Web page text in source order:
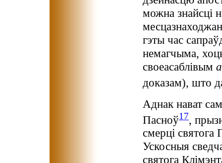
можна знайсці
гэты час
немагчыма,
своеасаблівым
доказам), што
Аднак нават
Пасноў17,
смерці
Ускосныя
святога